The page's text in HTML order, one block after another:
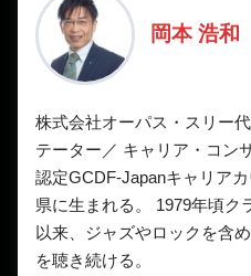
岡本 浩和
株式会社オーパス・スリー
テーター／ キャリア・コン
認定GCDF-Japanキャリア
県に生まれる。 1979年頃ク
以来、ジャズやロックを含
を聴き続ける。